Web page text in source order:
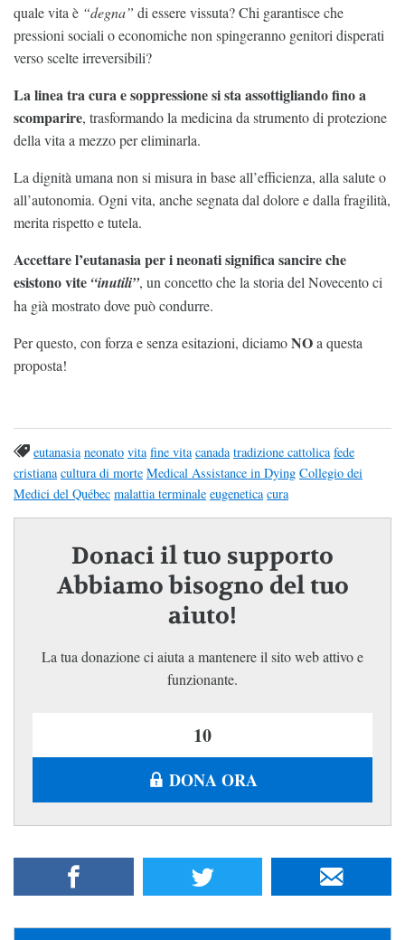
quale vita è “degna” di essere vissuta? Chi garantisce che
pressioni sociali o economiche non spingeranno genitori disperati
verso scelte irreversibili?
La linea tra cura e soppressione si sta assottigliando fino a
scomparire, trasformando la medicina da strumento di protezione
della vita a mezzo per eliminarla.
La dignità umana non si misura in base all’efficienza, alla salute o
all’autonomia. Ogni vita, anche segnata dal dolore e dalla fragilità,
merita rispetto e tutela.
Accettare l’eutanasia per i neonati significa sancire che
esistono vite “inutili”, un concetto che la storia del Novecento ci
ha già mostrato dove può condurre.
Per questo, con forza e senza esitazioni, diciamoNOa questa
proposta!
eutanasia neonato vita fine vita canada tradizione cattolica fede
cristiana cultura di morte Medical Assistance in Dying Collegio dei
Medici del Québec malattia terminale eugenetica cura
Donaci il tuo supporto
Abbiamo bisogno del tuo
aiuto!
La tua donazione ci aiuta a mantenere il sito web attivo e
funzionante.
DONA ORA